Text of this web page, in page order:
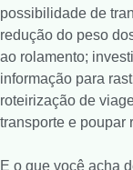
possibilidade de
redução do peso
ao rolamento;
informação para
roteirização de
transporte e poupar
E o que você acha